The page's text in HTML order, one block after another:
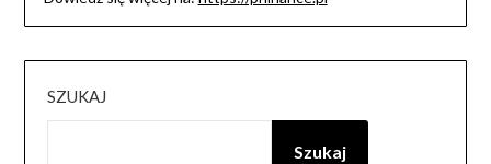
SZUKAJ
Szukaj